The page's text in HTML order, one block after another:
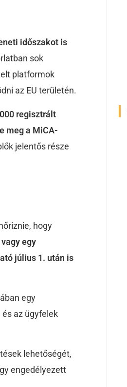
időszakot is
sok
platformok
az EU területén.
regisztrált
meg a MiCA-
jelentős része
hogy
egy
július 1. után is
egy
az ügyfelek
lehetőségét,
engedélyezett